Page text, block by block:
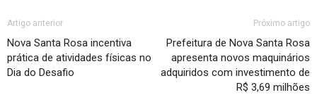
Artigo anterior
Nova Santa Rosa incentiva
prática de atividades físicas no
Dia do Desafio
Próximo artigo
Prefeitura de Nova Santa Rosa
apresenta novos maquinários
adquiridos com investimento de
R$ 3,69 milhões